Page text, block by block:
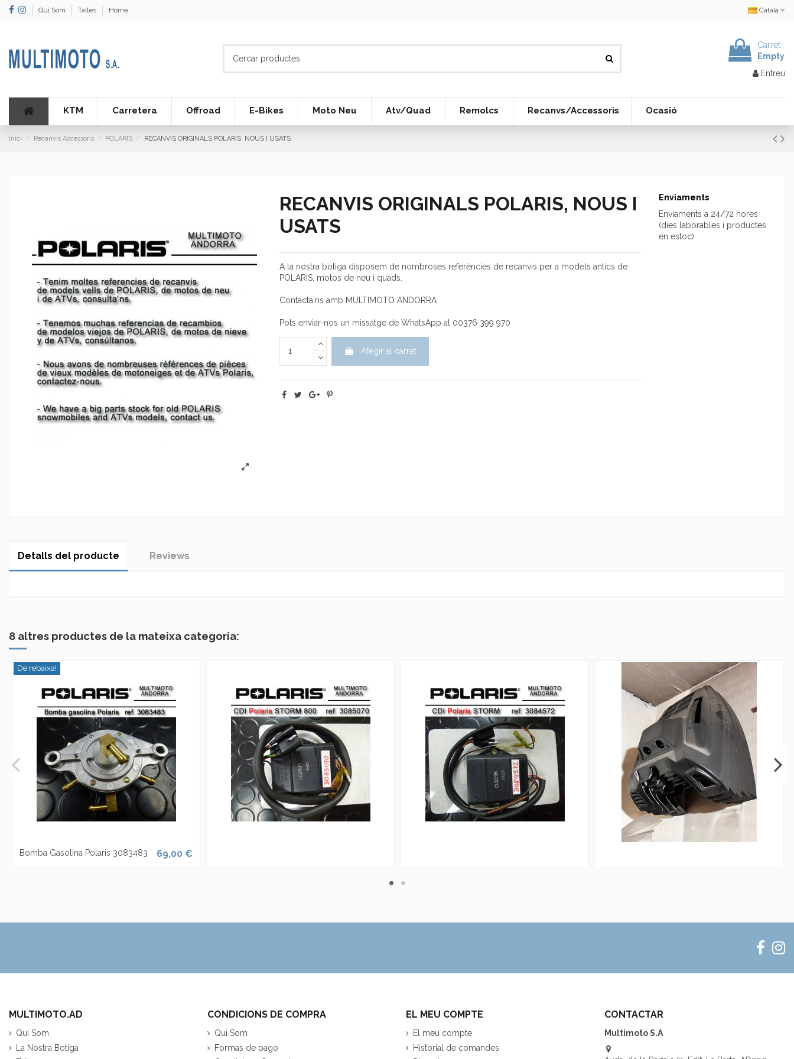
Qui Som Talles Home Català
Carret
Empty
Entreu
KTM Carretera Offroad E-Bikes Moto Neu Atv/Quad Remolcs Recanvs/Accessoris Ocasió
Inici Recanvis Accessoris POLARIS RECANVIS ORIGINALS POLARIS, NOUS I USATS
RECANVIS ORIGINALS POLARIS, NOUS I
USATS
A la nostra botiga disposem de nombroses referències de recanvis per a models antics de
POLARIS, motos de neu i quads.
Contacta'ns amb MULTIMOTO ANDORRA
Pots enviar-nos un missatge de WhatsApp al 00376 399 970
Afegir al carret
Enviaments
Enviaments a 24/72 hores
(dies laborables i productes
en estoc)
Detalls del producte Reviews
8 altres productes de la mateixa categoria:
De rebaixa!
Bomba Gasolina Polaris 3083483 69,00 €
MULTIMOTO.AD
Qui Som
La Nostra Botiga
CONDICIONS DE COMPRA
Qui Som
Formas de pago
EL MEU COMPTE
El meu compte
Historial de comandes
CONTACTAR
Multimoto S.A